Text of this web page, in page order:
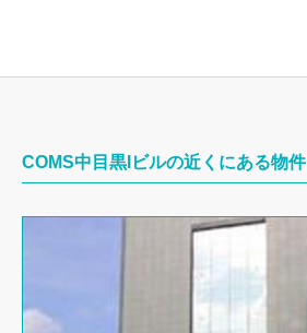
COMS中目黒Iビルの近くにある物件